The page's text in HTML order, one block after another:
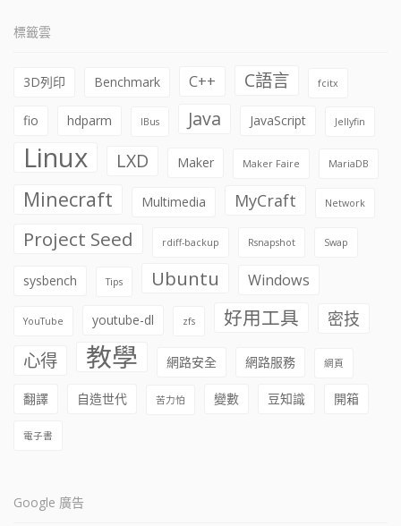
標籤雲
3D列印 Benchmark C++ C語言 fcitx
fio hdparm IBus Java JavaScript Jellyfin
Linux LXD Maker Maker Faire MariaDB
Minecraft Multimedia MyCraft Network
Project Seed rdiff-backup Rsnapshot Swap
sysbench Tips Ubuntu Windows
YouTube youtube-dl zfs 好用工具 密技
心得 教學 網路安全 網路服務 網頁
翻譯 自造世代 苦力怕 變數 豆知識 開箱
電子書
Google 廣告